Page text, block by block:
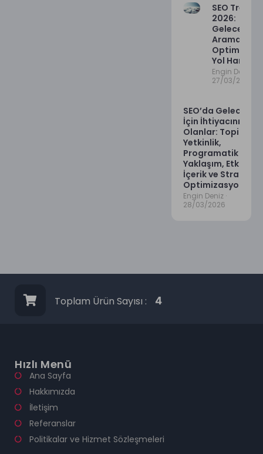
SEO
2026:
Geleceğin
Arama
Yol Haritası
Engin Deniz
27/03/2026
SEO’da Gelecek
İçin İhtiyacınız
Olanlar: Topikal
Yetkinlik,
Programatik
Yaklaşım, Etkili
İçerik ve Stratejik
Optimizasyonlar.
Engin Deniz
28/03/2026
Toplam Ürün Sayısı : 4
Hızlı Menü
Ana Sayfa
Hakkımızda
İletişim
Referanslar
Politikalar ve Hizmet Sözleşmeleri